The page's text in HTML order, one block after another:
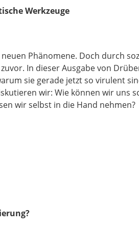
Werkzeuge
Phänomene. Doch durch
In dieser Ausgabe von
sie gerade jetzt so virulent
wir: Wie können wir uns
wir selbst in die Hand nehmen?